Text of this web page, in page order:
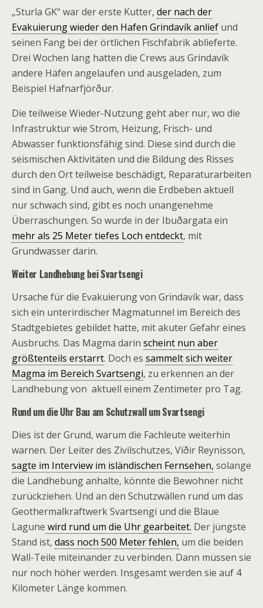
„Sturla GK“ war der erste Kutter, der nach der
Evakuierung wieder den Hafen Grindavík anlief und
seinen Fang bei der örtlichen Fischfabrik ablieferte.
Drei Wochen lang hatten die Crews aus Grindavík
andere Häfen angelaufen und ausgeladen, zum
Beispiel Hafnarfjörður.
Die teilweise Wieder-Nutzung geht aber nur, wo die
Infrastruktur wie Strom, Heizung, Frisch- und
Abwasser funktionsfähig sind. Diese sind durch die
seismischen Aktivitäten und die Bildung des Risses
durch den Ort teilweise beschädigt, Reparaturarbeiten
sind in Gang. Und auch, wenn die Erdbeben aktuell
nur schwach sind, gibt es noch unangenehme
Überraschungen. So wurde in der Ibuðargata ein
mehr als 25 Meter tiefes Loch entdeckt, mit
Grundwasser darin.
Weiter Landhebung bei Svartsengi
Ursache für die Evakuierung von Grindavík war, dass
sich ein unterirdischer Magmatunnel im Bereich des
Stadtgebietes gebildet hatte, mit akuter Gefahr eines
Ausbruchs. Das Magma darin scheint nun aber
größtenteils erstarrt. Doch es sammelt sich weiter
Magma im Bereich Svartsengi, zu erkennen an der
Landhebung von aktuell einem Zentimeter pro Tag.
Rund um die Uhr Bau am Schutzwall um Svartsengi
Dies ist der Grund, warum die Fachleute weiterhin
warnen. Der Leiter des Zivilschutzes, Víðir Reynisson,
sagte im Interview im isländischen Fernsehen, solange
die Landhebung anhalte, könnte die Bewohner nicht
zurückziehen. Und an den Schutzwällen rund um das
Geothermalkraftwerk Svartsengi und die Blaue
Lagune wird rund um die Uhr gearbeitet. Der jüngste
Stand ist, dass noch 500 Meter fehlen, um die beiden
Wall-Teile miteinander zu verbinden. Dann müssen sie
nur noch höher werden. Insgesamt werden sie auf 4
Kilometer Länge kommen.